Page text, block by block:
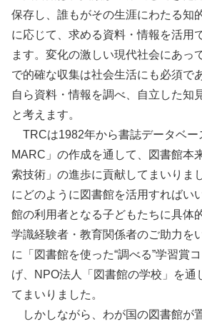
保存し、誰もがその生涯にわたる知
に応じて、求める資料・情報を活用
ます。変化の激しい現代社会にあっ
で的確な収集は社会生活にも必須で
自ら資料・情報を調べ、自立した知
と考えます。
TRCは1982年から書誌データベー
MARC」の作成を通して、図書館本
索技術」の進歩に貢献してまいりま
にどのように図書館を活用すればい
館の利用者となる子どもたちに具体
学識経験者・教育関係者のご助力を
に「図書館を使った“調べる”学習賞
げ、NPO法人「図書館の学校」を通
てまいりました。
しかしながら、わが国の図書館が